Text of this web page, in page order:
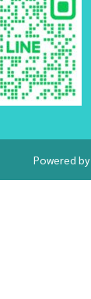
Powered by